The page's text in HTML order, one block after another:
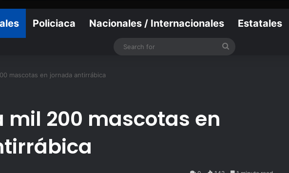
Policiaca Nacionales / Internacionales Estatales
Search
mascotas en jornada antirrábica
mil 200 mascotas en